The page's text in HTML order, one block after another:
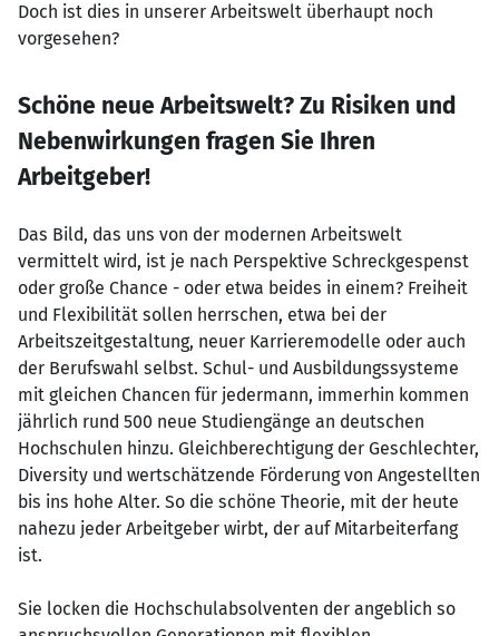
Doch ist dies in unserer Arbeitswelt überhaupt noch
vorgesehen?
Schöne neue Arbeitswelt? Zu Risiken und
Nebenwirkungen fragen Sie Ihren
Arbeitgeber!
Das Bild, das uns von der modernen Arbeitswelt
vermittelt wird, ist je nach Perspektive Schreckgespenst
oder große Chance - oder etwa beides in einem? Freiheit
und Flexibilität sollen herrschen, etwa bei der
Arbeitszeitgestaltung, neuer Karrieremodelle oder auch
der Berufswahl selbst. Schul- und Ausbildungssysteme
mit gleichen Chancen für jedermann, immerhin kommen
jährlich rund 500 neue Studiengänge an deutschen
Hochschulen hinzu. Gleichberechtigung der Geschlechter,
Diversity und wertschätzende Förderung von Angestellten
bis ins hohe Alter. So die schöne Theorie, mit der heute
nahezu jeder Arbeitgeber wirbt, der auf Mitarbeiterfang
ist.
Sie locken die Hochschulabsolventen der angeblich so